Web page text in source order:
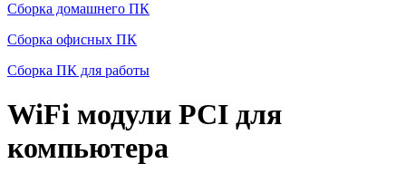
Сборка домашнего ПК
Сборка офисных ПК
Сборка ПК для работы
WiFi модули PCI для
компьютера